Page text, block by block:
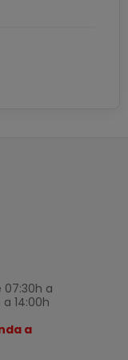
07:30h a
14:00h
a